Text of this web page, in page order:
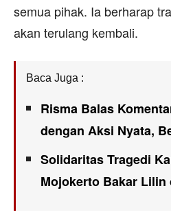
semua pihak. Ia berharap
akan terulang kembali.
Baca Juga :
Risma Balas
dengan Aksi Nyata,
Solidaritas Tragedi
Mojokerto Bakar Lilin